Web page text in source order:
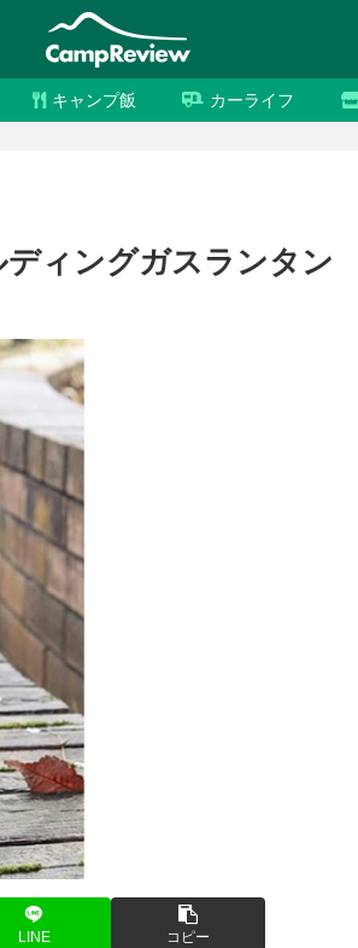
キャンプ飯 カーライフ
ディングガスランタン
LINE コピー